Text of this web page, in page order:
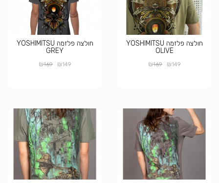
חולצה פלזמה YOSHIMITSU
OLIVE
₪149
₪169
חולצה פלזמה YOSHIMITSU
GREY
₪149
₪169